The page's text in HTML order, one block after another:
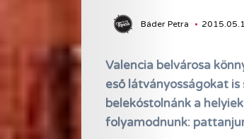
Báder Petra
Valencia belvárosa
eső látványosságokat
belekóstolnánk a
folyamodnunk: